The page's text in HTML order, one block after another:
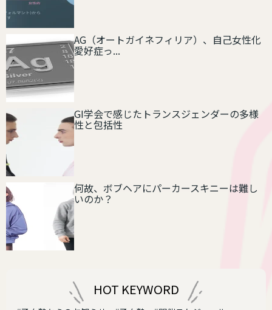
AG（オートガイネフィリア）、自己女性化
愛好症っ...
GI学会で感じたトランスジェンダーの多様
性と包括性
何故、ボブヘアにパーカースキニーは難し
いのか？
HOT KEYWORD